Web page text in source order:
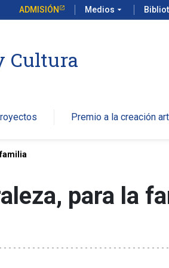
ADMISIÓN Medios arrow_drop_down
Cultura
Premio a la creación
para la